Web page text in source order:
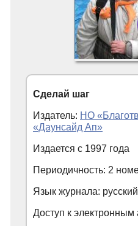
Сделай шаг
Издатель: НО
«Даунсайд Ап»
Издается с 1997 года
Периодичность: 2
Язык журнала: русский
Доступ к электронным